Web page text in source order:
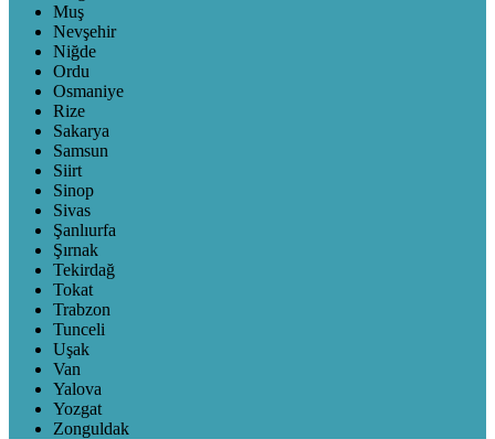
Muş
Nevşehir
Niğde
Ordu
Osmaniye
Rize
Sakarya
Samsun
Siirt
Sinop
Sivas
Şanlıurfa
Şırnak
Tekirdağ
Tokat
Trabzon
Tunceli
Uşak
Van
Yalova
Yozgat
Zonguldak